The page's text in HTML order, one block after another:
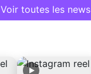
Voir toutes les news